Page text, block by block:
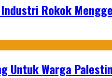
Rokok
Untuk Warga